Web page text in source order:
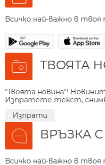
Всичко най-важно в
ТВОЯТА
"Твоята новина"!
Изпратете текст,
Изпрати
ВРЪЗКА
Всичко най-важно в